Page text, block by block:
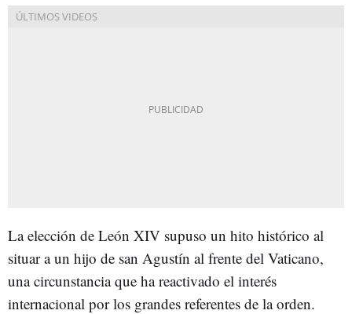
La elección de León XIV supuso un hito histórico al
situar a un hijo de san Agustín al frente del Vaticano,
una circunstancia que ha reactivado el interés
internacional por los grandes referentes de la orden.